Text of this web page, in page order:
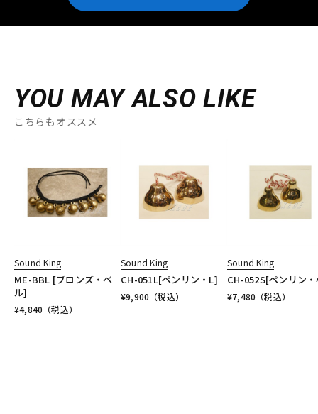
YOU MAY ALSO LIKE
こちらもオススメ
Sound King
ME-BBL [ブロンズ・ベ
ル]
¥4,840 （税込）
Sound King
CH-051L[ペンリン・L]
¥9,900 （税込）
Sound King
CH-052S[ペンリン
¥7,480 （税込）